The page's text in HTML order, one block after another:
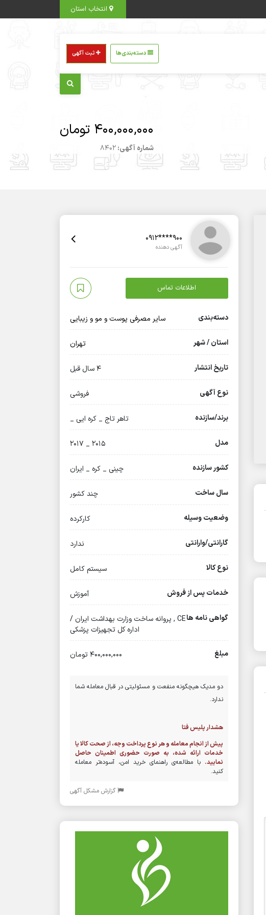
دسته‌بندی‌ها ثبت آگهی
400,000,000 تومان
شماره آگهی:8402
0912****900
آگهی دهنده
اطلاعات تماس
دسته‌بندی سایر مصرفی پوست و مو و زیبایی
استان / شهر تهران
تاریخ انتشار 4 سال قبل
نوع آگهی فروشی
برند/سازنده تاهر تاج _ کره ایی _
مدل ۲۰۱۵ _ ۲۰۱۷
کشور سازنده چینی _ کره _ ایران
سال ساخت چند کشور
وضعیت وسیله کارکرده
گارانتی/وارانتی ندارد
نوع کالا سیستم کامل
خدمات پس از فروش آموزش
گواهی نامه ها
CE , پروانه ساخت وزارت بهداشت ایران /
اداره کل تجهیزات پزشکی
مبلغ 400,000,000 تومان
دو مدیک هیچگونه منفعت و مسئولیتی در قبال معامله شما
ندارد.
هشدار پلیس فتا
پیش از انجام معامله و هر نوع پرداخت وجه، از صحت کالا یا
خدمات ارائه شده، به صورت حضوری اطمینان حاصل
نمایید. با مطالعه‌ی راهنمای خرید امن، آسوده‌تر معامله
کنید.
گزارش مشکل آگهی